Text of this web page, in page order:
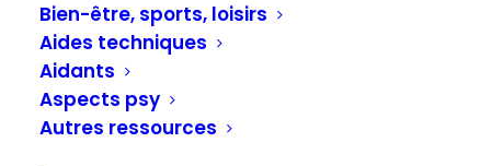
Bien-être, sports, loisirs
Aides techniques
Aidants
Aspects psy
Autres ressources
Vidéo, 17 minutes :